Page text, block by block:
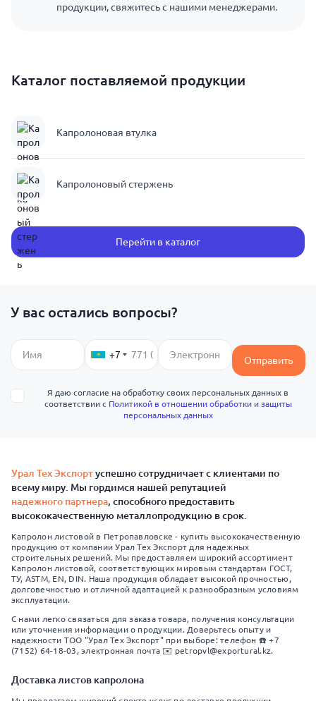
продукции, свяжитесь с нашими менеджерами.
Каталог поставляемой продукции
Капролоновая втулка
Капролоновый стержень
Перейти в каталог
У вас остались вопросы?
+7 Отправить
Я даю согласие на обработку своих персональных данных в
соответствии с Политикой в отношении обработки и защиты
персональных данных
Урал Тех Экспортуспешно сотрудничает с клиентами по
всему миру. Мы гордимся нашей репутацией
надежного партнера, способного предоставить
высококачественную металлопродукцию в срок.
Капролон листовой в Петропавловске - купить высококачественную
продукцию от компании Урал Тех Экспорт для надежных
строительных решений. Мы предоставляем широкий ассортимент
Капролон листовой, соответствующих мировым стандартам ГОСТ,
ТУ, ASTM, EN, DIN. Наша продукция обладает высокой прочностью,
долговечностью и отличной адаптацией к разнообразным условиям
эксплуатации.
С нами легко связаться для заказа товара, получения консультации
или уточнения информации о продукции. Доверьтесь опыту и
надежности ТОО "Урал Тех Экспорт" при выборе: телефон ☎️ +7
(7152) 64-18-03, электронная почта ✉️ petropvl@exportural.kz.
Доставка листов капролона